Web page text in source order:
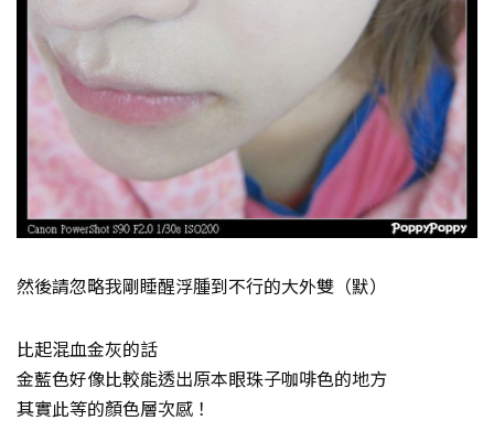
然後請忽略我剛睡醒浮腫到不行的大外雙（默）
比起混血金灰的話
金藍色好像比較能透出原本眼珠子咖啡色的地方
其實此等的顏色層次感！